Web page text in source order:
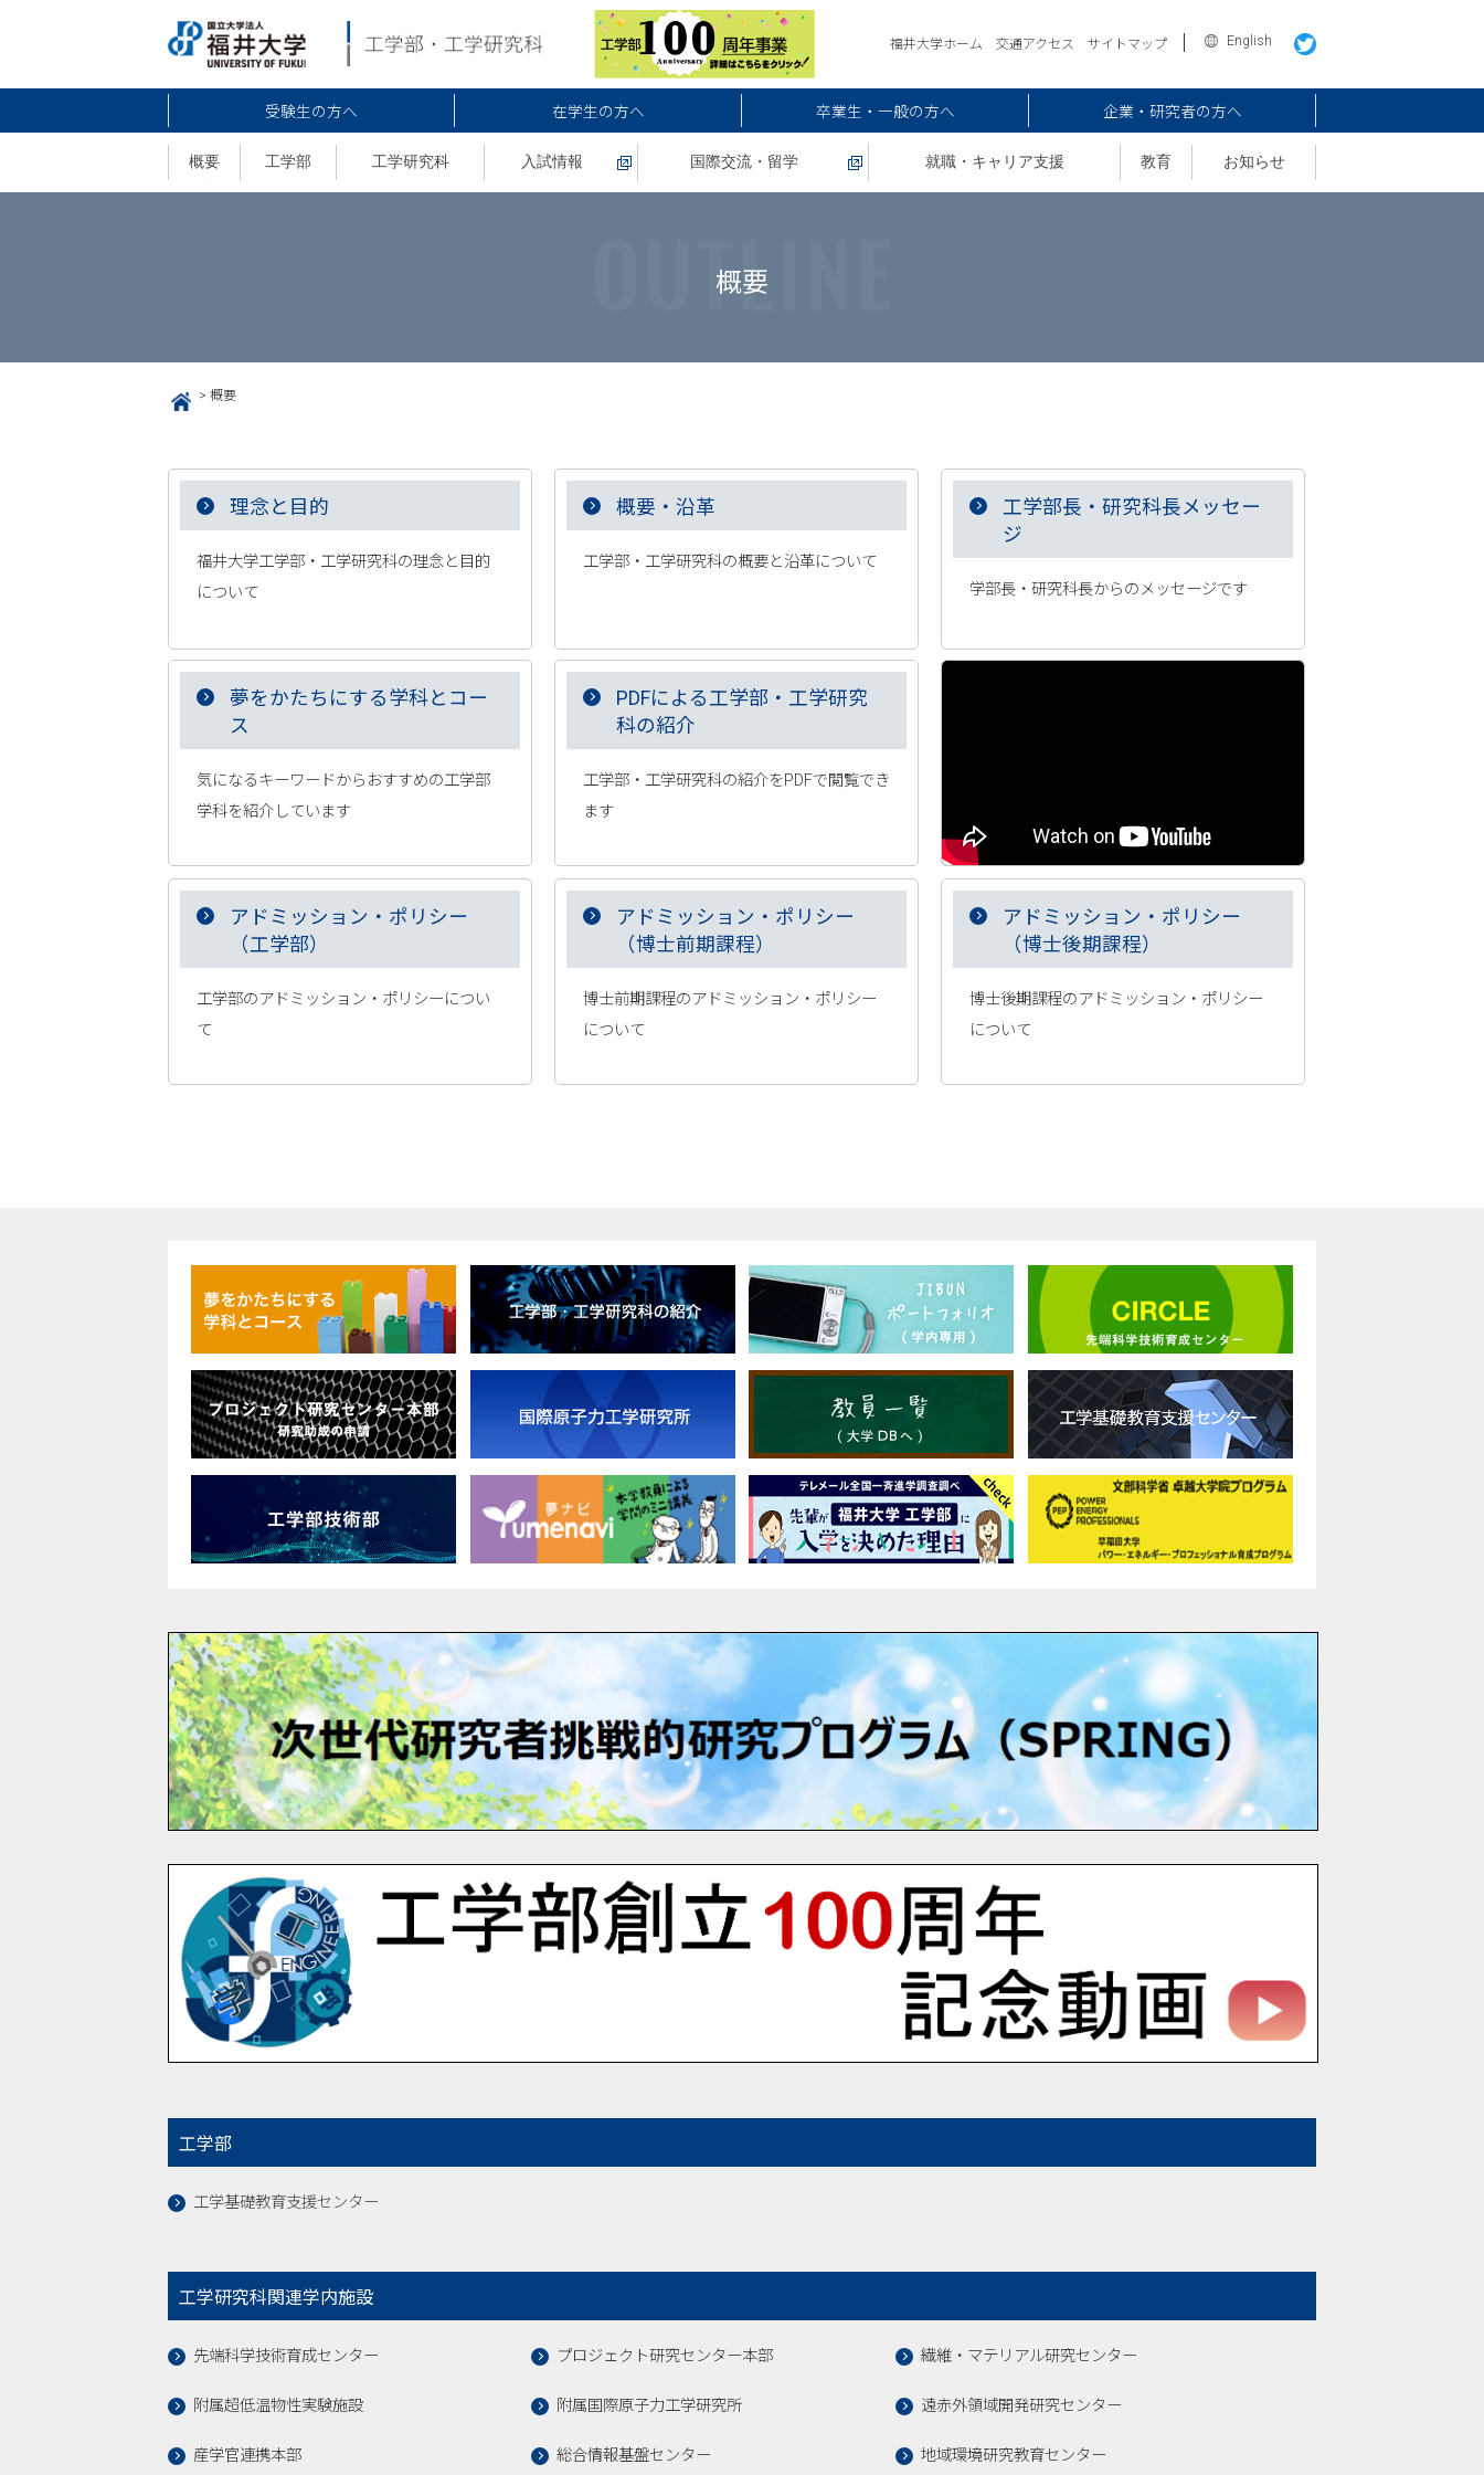
福井大学ホーム 交通アクセス サイトマップ English
受験生の方へ 在学生の方へ 卒業生・一般の方へ 企業・研究者の方へ
概要 工学部 工学研究科 入試情報 国際交流・留学 就職・キャリア支援 教育 お知らせ
概要
HOME > 概要
理念と目的
福井大学工学部・工学研究科の理念と目的
について
概要・沿革
工学部・工学研究科の概要と沿革について
工学部長・研究科長メッセー
ジ
学部長・研究科長からのメッセージです
夢をかたちにする学科とコー
ス
気になるキーワードからおすすめの工学部
学科を紹介しています
PDFによる工学部・工学研究
科の紹介
工学部・工学研究科の紹介をPDFで閲覧でき
ます
アドミッション・ポリシー
（工学部）
工学部のアドミッション・ポリシーについ
て
アドミッション・ポリシー
（博士前期課程）
博士前期課程のアドミッション・ポリシー
について
アドミッション・ポリシー
（博士後期課程）
博士後期課程のアドミッション・ポリシー
について
工学部
工学基礎教育支援センター
工学研究科関連学内施設
先端科学技術育成センター プロジェクト研究センター本部 繊維・マテリアル研究センター
附属超低温物性実験施設 附属国際原子力工学研究所 遠赤外領域開発研究センター
産学官連携本部 総合情報基盤センター 地域環境研究教育センター